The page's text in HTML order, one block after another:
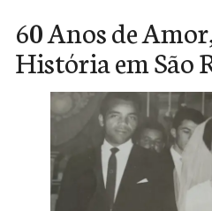
60 Anos de
História em São